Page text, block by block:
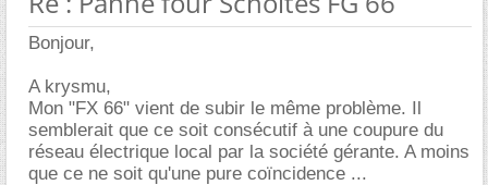
Bonjour,
A krysmu,
Mon "FX 66" vient de subir le même problème. Il
semblerait que ce soit consécutif à une coupure du
réseau électrique local par la société gérante. A moins
que ce ne soit qu'une pure coïncidence ...